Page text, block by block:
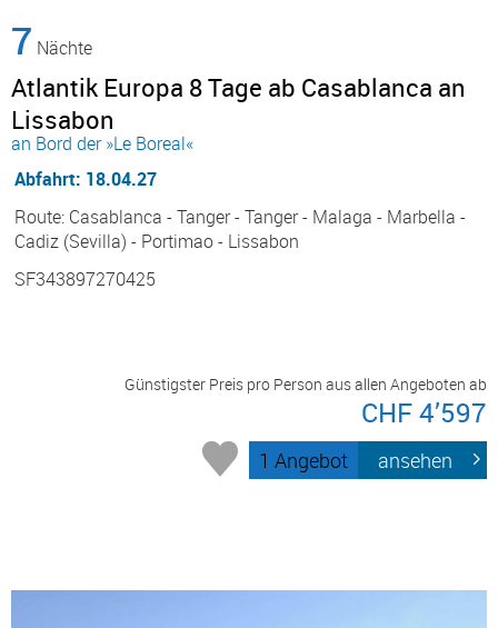
7 Nächte
Atlantik Europa 8 Tage ab Casablanca an
Lissabon
an Bord der »Le Boreal«
Abfahrt: 18.04.27
Route: Casablanca - Tanger - Tanger - Malaga - Marbella -
Cadiz (Sevilla) - Portimao - Lissabon
SF343897270425
Günstigster Preis pro Person aus allen Angeboten ab
CHF 4’597
1 Angebot ansehen